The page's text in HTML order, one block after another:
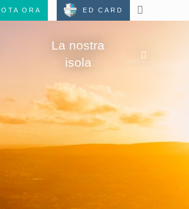
ORA ED CARD
La nostra
isola